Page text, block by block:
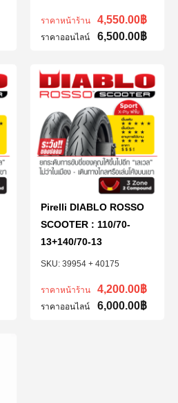
ราคาหน้าร้าน 4,550.00฿
ราคาออนไลน์ 6,500.00฿
39954 + 40175
Pirelli DIABLO ROSSO
SCOOTER : 110/70-
13+140/70-13
ราคาหน้าร้าน 4,200.00฿
ราคาออนไลน์ 6,000.00฿